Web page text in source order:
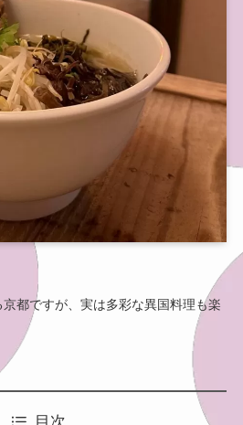
都ですが、実は多彩な異国料理も楽